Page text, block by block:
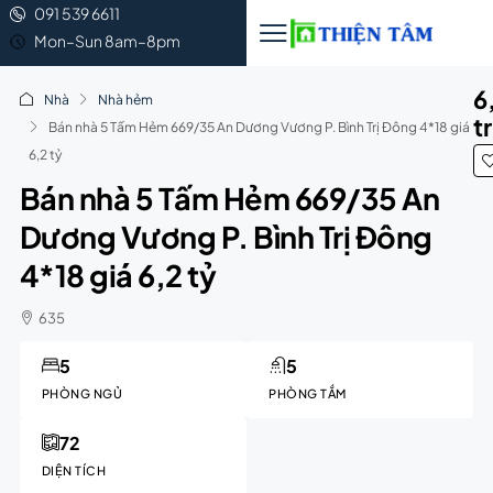
091 539 6611
Mon–Sun 8am–8pm
Nhà
Nhà hẻm
Bán nhà 5 Tấm Hẻm 669/35 An Dương Vương P. Bình Trị Đông 4*18 giá
6,2 tỷ
Bán nhà 5 Tấm Hẻm 669/35 An
Dương Vương P. Bình Trị Đông
4*18 giá 6,2 tỷ
635
PHÒNG NGỦ
5
PHÒNG TẮM
5
DIỆN TÍCH
72